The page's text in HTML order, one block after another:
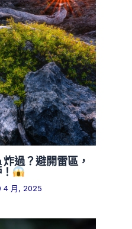
過？避開雷區，
4 月, 2025